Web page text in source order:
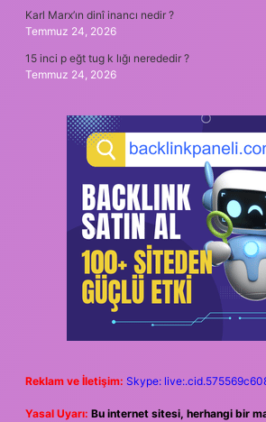
Karl Marx’ın dinî inancı nedir ?
Temmuz 24, 2026
15 inci p eğt tug k lığı nerededir ?
Temmuz 24, 2026
Reklam ve İletişim: Skype:
Yasal Uyarı: Bu internet sitesi, herhangi bir